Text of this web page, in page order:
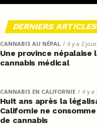
DERNIERS ARTICLES
CANNABIS AU NÉPAL il y a 2
Une province népalaise
cannabis médical
CANNABIS EN CALIFORNIE il y a
Huit ans après la
Californie ne
de cannabis